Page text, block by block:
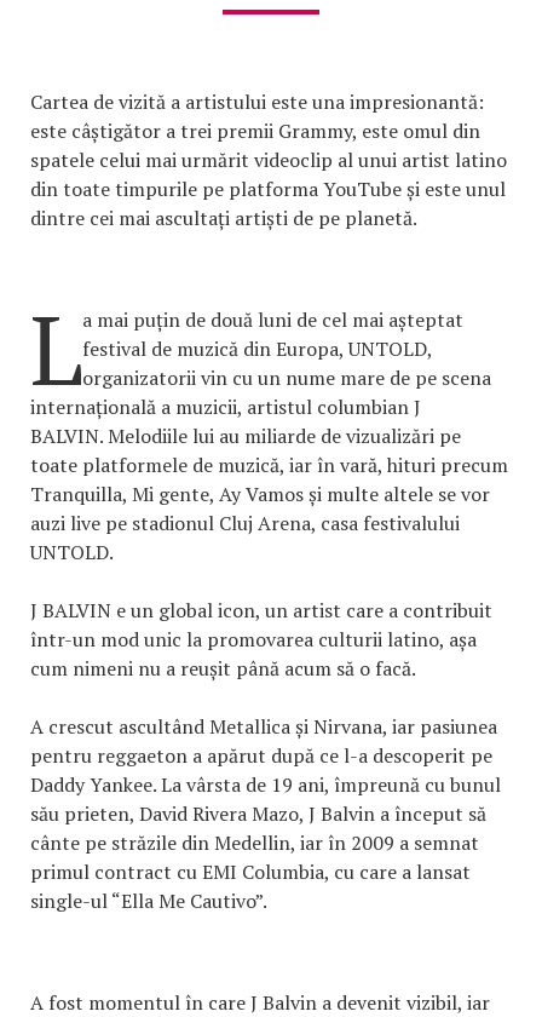
Cartea de vizită a artistului este una impresionantă:
este câștigător a trei premii Grammy, este omul din
spatele celui mai urmărit videoclip al unui artist latino
din toate timpurile pe platforma YouTube și este unul
dintre cei mai ascultați artiști de pe planetă.
La mai puțin de două luni de cel mai așteptat
festival de muzică din Europa, UNTOLD,
organizatorii vin cu un nume mare de pe scena
internațională a muzicii, artistul columbian J
BALVIN. Melodiile lui au miliarde de vizualizări pe
toate platformele de muzică, iar în vară, hituri precum
Tranquilla, Mi gente, Ay Vamos și multe altele se vor
auzi live pe stadionul Cluj Arena, casa festivalului
UNTOLD.
J BALVIN e un global icon, un artist care a contribuit
într-un mod unic la promovarea culturii latino, așa
cum nimeni nu a reușit până acum să o facă.
A crescut ascultând Metallica și Nirvana, iar pasiunea
pentru reggaeton a apărut după ce l-a descoperit pe
Daddy Yankee. La vârsta de 19 ani, împreună cu bunul
său prieten, David Rivera Mazo, J Balvin a început să
cânte pe străzile din Medellin, iar în 2009 a semnat
primul contract cu EMI Columbia, cu care a lansat
single-ul “Ella Me Cautivo”.
A fost momentul în care J Balvin a devenit vizibil, iar